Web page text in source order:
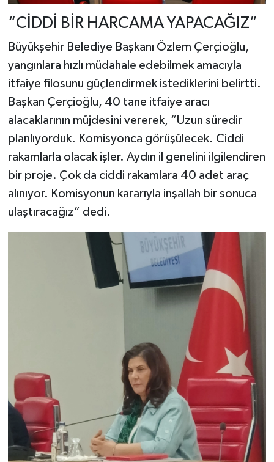
“CİDDİ BİR HARCAMA YAPACAĞIZ”
Büyükşehir Belediye Başkanı Özlem Çerçioğlu,
yangınlara hızlı müdahale edebilmek amacıyla
itfaiye filosunu güçlendirmek istediklerini belirtti.
Başkan Çerçioğlu, 40 tane itfaiye aracı
alacaklarının müjdesini vererek, “Uzun süredir
planlıyorduk. Komisyonca görüşülecek. Ciddi
rakamlarla olacak işler. Aydın il genelini ilgilendiren
bir proje. Çok da ciddi rakamlara 40 adet araç
alınıyor. Komisyonun kararıyla inşallah bir sonuca
ulaştıracağız” dedi.